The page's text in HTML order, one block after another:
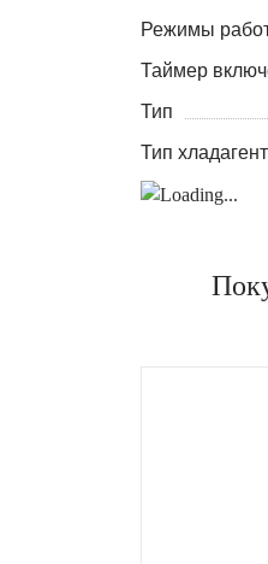
Режимы
Таймер
Тип
Тип